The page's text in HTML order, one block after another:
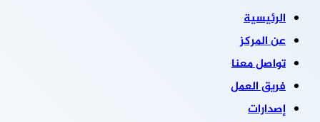
الرئيسية
عن المركز
تواصل معنا
فريق العمل
إصدارات